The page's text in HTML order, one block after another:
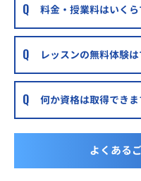
料金・授業料はいくら
レッスンの無料体験
何か資格は取得できま
よくある